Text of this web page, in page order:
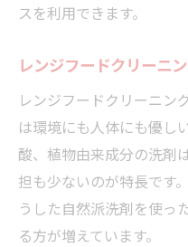
スを利用できます。
レンジフードクリーニ
レンジフードクリーニン
は環境にも人体にも優し
酸、植物由来成分の洗剤
担も少ないのが特長です
うした自然派洗剤を使っ
る方が増えています。